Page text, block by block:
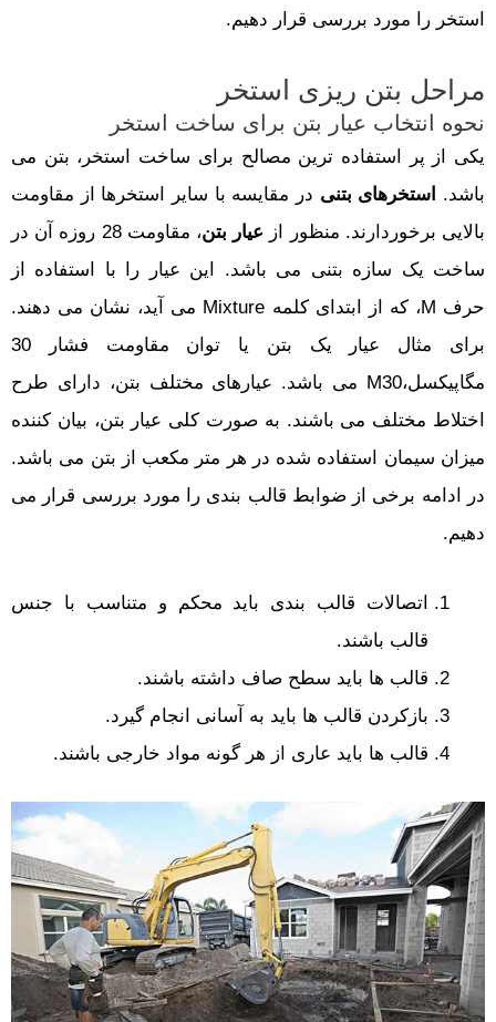
استخر را مورد بررسی قرار دهیم.
مراحل بتن ریزی استخر
نحوه انتخاب عیار بتن برای ساخت استخر
یکی از پر استفاده ترین مصالح برای ساخت استخر، بتن می
باشد.
استخرهای بتنی در مقایسه با سایر استخرها از مقاومت
بالایی برخوردارند. منظور از عیار بتن
، مقاومت 28 روزه آن در
ساخت یک سازه بتنی می باشد. این عیار را با استفاده از
حرف M، که از ابتدای کلمه Mixture می آید، نشان می دهند.
برای مثال عیار یک بتن یا توان مقاومت فشار 30
مگاپیکسل،M30 می باشد. عیارهای مختلف بتن، دارای طرح
اختلاط مختلف می باشند. به صورت کلی عیار بتن، بیان کننده
میزان سیمان استفاده شده در هر متر مکعب از بتن می باشد.
در ادامه برخی از ضوابط قالب بندی را مورد بررسی قرار می
دهیم.
اتصالات قالب بندی باید محکم و متناسب با جنس
قالب باشند.
قالب ها باید سطح صاف داشته باشند.
بازکردن قالب ها باید به آسانی انجام گیرد.
قالب ها باید عاری از هر گونه مواد خارجی باشند.